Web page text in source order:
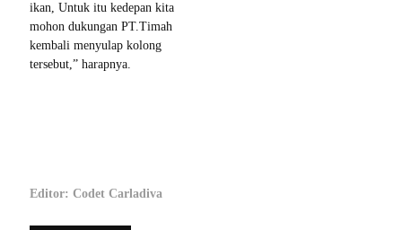
ikan, Untuk itu kedepan kita
mohon dukungan PT.Timah
kembali menyulap kolong
tersebut,” harapnya.
Editor: Codet Carladiva